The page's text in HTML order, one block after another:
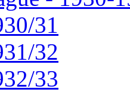
31
32
33